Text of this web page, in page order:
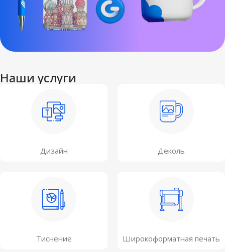
Наши услуги
Дизайн Деколь
Тиснение Широкоформатная печать